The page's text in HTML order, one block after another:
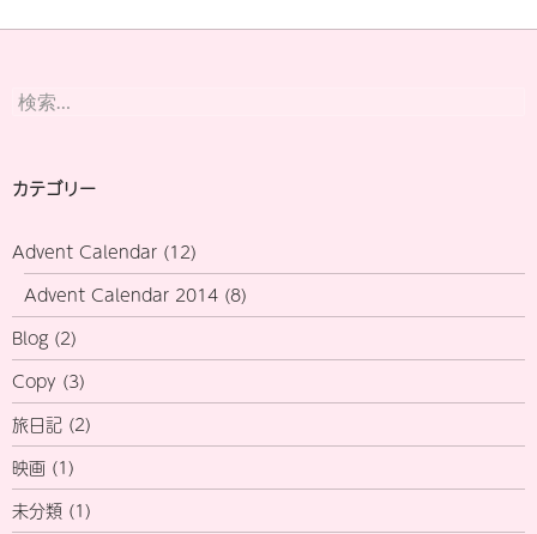
検
索:
カテゴリー
Advent Calendar (12)
Advent Calendar 2014 (8)
Blog (2)
Copy (3)
旅日記 (2)
映画 (1)
未分類 (1)